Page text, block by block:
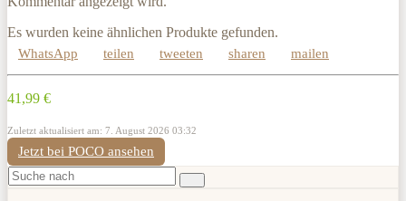
Es wurden keine ähnlichen Produkte gefunden.
WhatsApp teilen tweeten sharen mailen
41,99 €
Zuletzt aktualisiert am: 7. August 2026 03:32
Jetzt bei POCO ansehen